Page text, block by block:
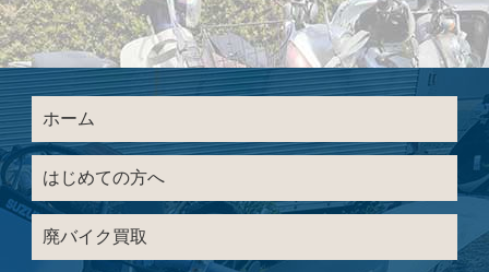
ホーム
はじめての方へ
廃バイク買取